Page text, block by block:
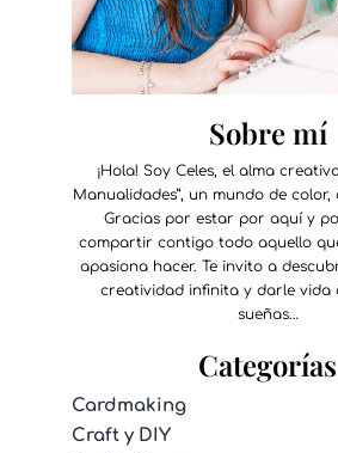
Sobre mí
¡Hola! Soy Celes, el alma
Manualidades”, un mundo de
Gracias por estar por aquí y
compartir contigo todo aquello
apasiona hacer. Te invito a
creatividad infinita y darle vida
sueñas…
Categorías
Cardmaking
Craft y DIY